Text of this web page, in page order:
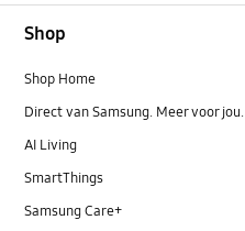
Shop
Shop Home
Direct van Samsung. Meer voor jou.
AI Living
SmartThings
Samsung Care+